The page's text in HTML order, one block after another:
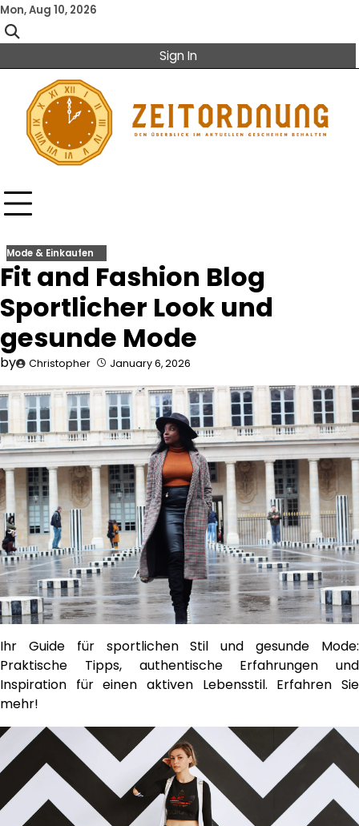
Skip
to
content
Mon, Aug 10, 2026
Sign In
Mode & Einkaufen
Fit and Fashion Blog
Sportlicher Look und
gesunde Mode
by Christopher January 6, 2026
Ihr Guide für sportlichen Stil und gesunde Mode:
Praktische Tipps, authentische Erfahrungen und
Inspiration für einen aktiven Lebensstil. Erfahren Sie
mehr!